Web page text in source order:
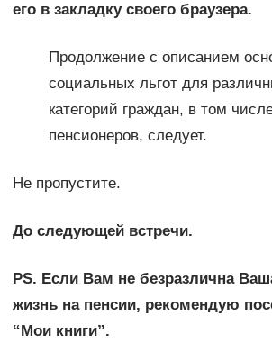
его в закладку своего браузера.
Продолжение с описанием
социальных льгот для
категорий граждан, в том
пенсионеров, следует.
Не пропустите.
До следующей встречи.
PS. Если Вам не безразлична
жизнь на пенсии, рекомендую
“Мои книги”.